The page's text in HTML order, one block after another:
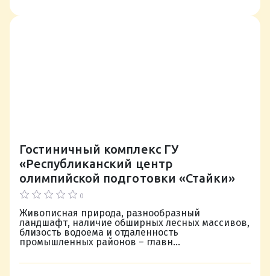
Гостиничный комплекс ГУ
«Республиканский центр
олимпийской подготовки «Стайки»
0
Живописная природа, разнообразный
ландшафт, наличие обширных лесных массивов,
близость водоема и отдаленность
промышленных районов – главн...